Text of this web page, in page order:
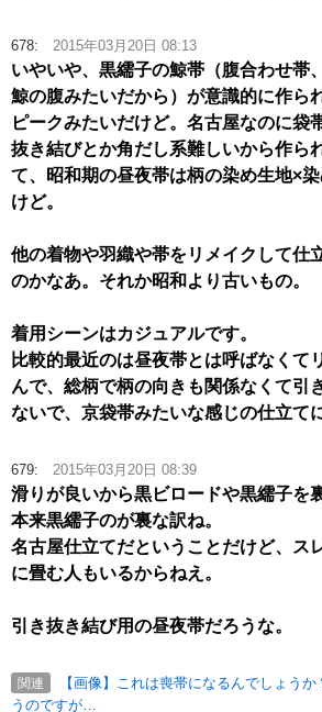
678: 2015年03月20日 08:13
いやいや、黒繻子の鯨帯（腹合わせ帯
鯨の腹みたいだから）が意識的に作ら
ピークみたいだけど。名古屋なのに袋
抜き結びとか角だし系難しいから作ら
て、昭和期の昼夜帯は柄の染め生地×
けど。
他の着物や羽織や帯をリメイクして仕
のかなあ。それか昭和より古いもの。
着用シーンはカジュアルです。
比較的最近のは昼夜帯とは呼ばなくて
んで、総柄で柄の向きも関係なくて引
ないで、京袋帯みたいな感じの仕立て
679: 2015年03月20日 08:39
滑りが良いから黒ビロードや黒繻子を
本来黒繻子のが裏な訳ね。
名古屋仕立てだということだけど、ス
に畳む人もいるからねえ。
引き抜き結び用の昼夜帯だろうな。
関連
【画像】これは喪帯になるんでしょう
うのですが…